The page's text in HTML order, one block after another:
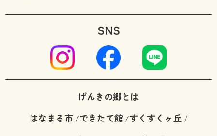
SNS
げんきの郷とは
はなまる市/できたて館/すくすくヶ丘/